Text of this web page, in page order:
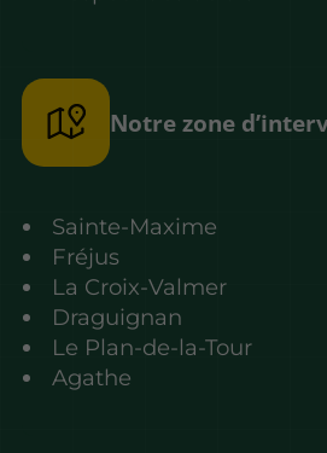
Notre zone
Sainte-Maxime
Fréjus
La Croix-Valmer
Draguignan
Le Plan-de-la-Tour
Agathe